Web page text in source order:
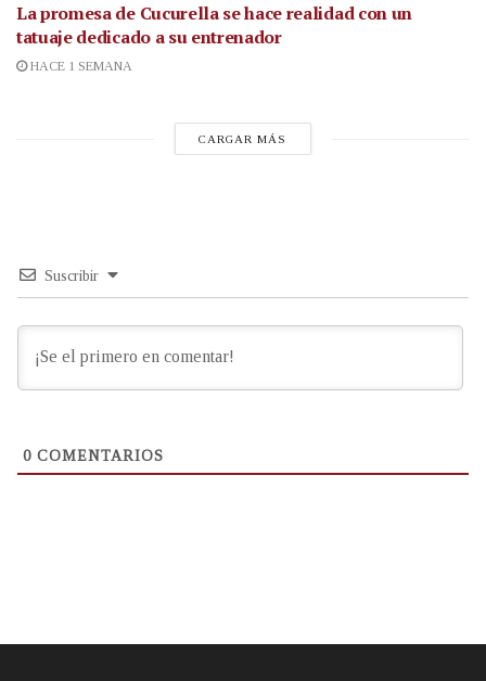
La promesa de Cucurella se hace realidad con un
tatuaje dedicado a su entrenador
HACE 1 SEMANA
CARGAR MÁS
Suscribir
0 COMENTARIOS